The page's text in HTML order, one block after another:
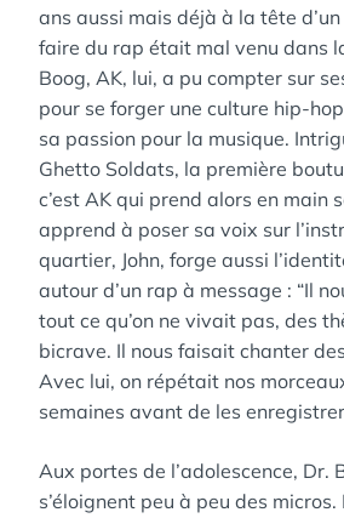
ans aussi mais déjà à la tête
faire du rap était mal venu dans
Boog, AK, lui, a pu compter sur
pour se forger une culture hip-
sa passion pour la musique.
Ghetto Soldats, la première
c’est AK qui prend alors en main
apprend à poser sa voix sur
quartier, John, forge aussi
autour d’un rap à message : “Il
tout ce qu’on ne vivait pas, des
bicrave. Il nous faisait chanter
Avec lui, on répétait nos
semaines avant de les
Aux portes de l’adolescence, Dr.
s’éloignent peu à peu des